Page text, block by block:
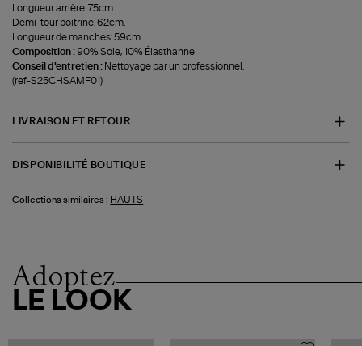
Longueur arrière: 75cm.
Demi-tour poitrine: 62cm.
Longueur de manches: 59cm.
Composition : 90% Soie, 10% Élasthanne
Conseil d'entretien : Nettoyage par un professionnel.
(ref-S25CHSAMF01)
LIVRAISON ET RETOUR
DISPONIBILITÉ BOUTIQUE
Collections similaires : HAUTS
Adoptez
LE LOOK